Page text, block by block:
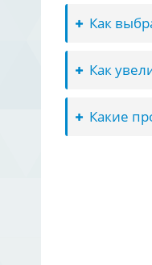
Как
Как
Какие